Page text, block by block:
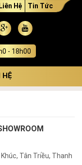
Liên Hệ Tin Tức
- 18h00
HỆ
Tân Triều, Thanh